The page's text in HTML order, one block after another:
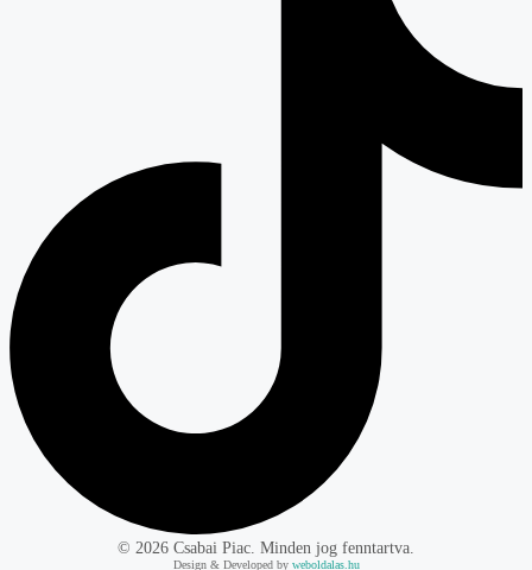
© 2026 Csabai Piac. Minden jog fenntartva.
Design & Developed by weboldalas.hu